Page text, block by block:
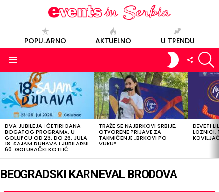
POPULARNO AKTUELNO U TRENDU
SWITCH
SKIN
FOLLOW
US
POSLEDNJE
OBJAVE
DVA JUBILEJA I ČETIRI DANA
BOGATOG PROGRAMA: U
GOLUPCU OD 23. DO 26. JULA
18. SAJAM DUNAVA I JUBILARNI
60. GOLUBAČKI KOTLIĆ
TRAŽE SE NAJBRKOVI SRBIJE:
OTVORENE PRIJAVE ZA
TAKMIČENJE „BRKOVI PO
VUKU“
DEVETI
LOZNICI,
BEOGRADSKI KARNEVAL BRODOVA